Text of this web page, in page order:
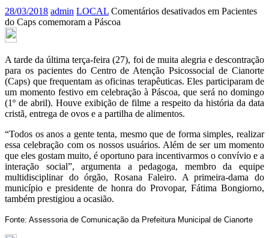
28/03/2018 admin LOCAL Comentários desativados em Pacientes
do Caps comemoram a Páscoa
A tarde da última terça-feira (27), foi de muita alegria e descontração
para os pacientes do Centro de Atenção Psicossocial de Cianorte
(Caps) que frequentam as oficinas terapêuticas. Eles participaram de
um momento festivo em celebração à Páscoa, que será no domingo
(1º de abril). Houve exibição de filme a respeito da história da data
cristã, entrega de ovos e a partilha de alimentos.
“Todos os anos a gente tenta, mesmo que de forma simples, realizar
essa celebração com os nossos usuários. Além de ser um momento
que eles gostam muito, é oportuno para incentivarmos o convívio e a
interação social”, argumenta a pedagoga, membro da equipe
multidisciplinar do órgão, Rosana Faleiro. A primeira-dama do
município e presidente de honra do Provopar, Fátima Bongiorno,
também prestigiou a ocasião.
Fonte: Assessoria de Comunicação da Prefeitura Municipal de Cianorte